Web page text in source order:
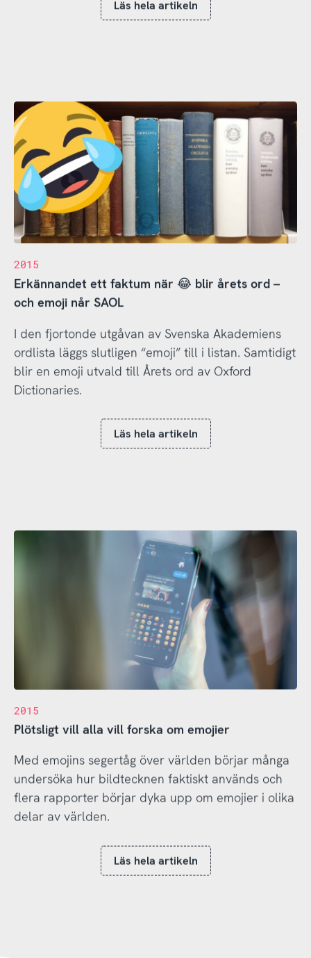
Läs hela artikeln
2015
Erkännandet ett faktum när 😂 blir årets ord –
och emoji når SAOL
I den fjortonde utgåvan av Svenska Akademiens
ordlista läggs slutligen “emoji” till i listan. Samtidigt
blir en emoji utvald till Årets ord av Oxford
Dictionaries.
Läs hela artikeln
2015
Plötsligt vill alla vill forska om emojier
Med emojins segertåg över världen börjar många
undersöka hur bildtecknen faktiskt används och
flera rapporter börjar dyka upp om emojier i olika
delar av världen.
Läs hela artikeln